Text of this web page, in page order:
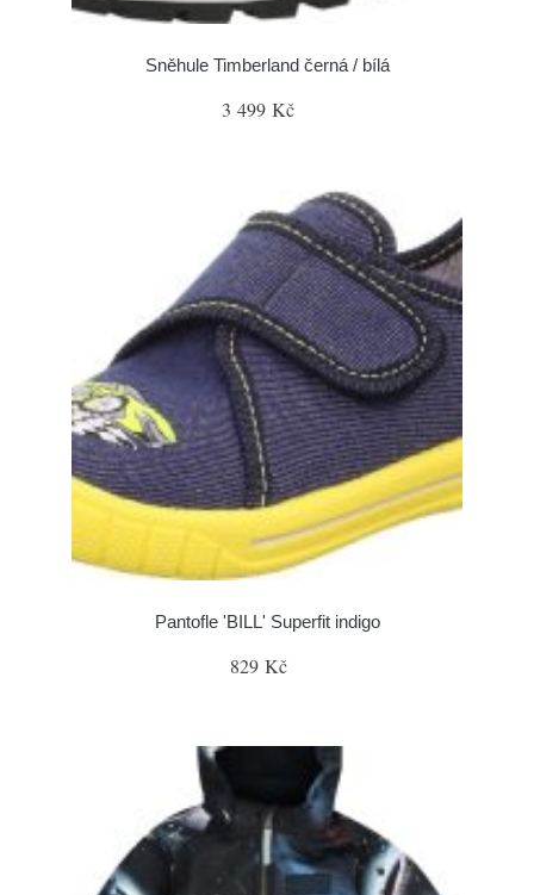
Sněhule Timberland černá / bílá
3 499 Kč
Pantofle 'BILL' Superfit indigo
829 Kč